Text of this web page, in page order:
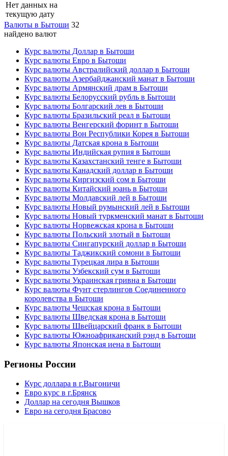
Нет данных на
текущую дату
Валюты в Бытоши 32
найдено валют
Курс валюты Доллар в Бытоши
Курс валюты Евро в Бытоши
Курс валюты Австралийский доллар в Бытоши
Курс валюты Азербайджанский манат в Бытоши
Курс валюты Армянский драм в Бытоши
Курс валюты Белорусский рубль в Бытоши
Курс валюты Болгарский лев в Бытоши
Курс валюты Бразильский реал в Бытоши
Курс валюты Венгерский форинт в Бытоши
Курс валюты Вон Республики Корея в Бытоши
Курс валюты Датская крона в Бытоши
Курс валюты Индийская рупия в Бытоши
Курс валюты Казахстанский тенге в Бытоши
Курс валюты Канадский доллар в Бытоши
Курс валюты Киргизский сом в Бытоши
Курс валюты Китайский юань в Бытоши
Курс валюты Молдавский лей в Бытоши
Курс валюты Новый румынский лей в Бытоши
Курс валюты Новый туркменский манат в Бытоши
Курс валюты Норвежская крона в Бытоши
Курс валюты Польский злотый в Бытоши
Курс валюты Сингапурский доллар в Бытоши
Курс валюты Таджикский сомони в Бытоши
Курс валюты Турецкая лира в Бытоши
Курс валюты Узбекский сум в Бытоши
Курс валюты Украинская гривна в Бытоши
Курс валюты Фунт стерлингов Соединенного
королевства в Бытоши
Курс валюты Чешская крона в Бытоши
Курс валюты Шведская крона в Бытоши
Курс валюты Швейцарский франк в Бытоши
Курс валюты Южноафриканский рэнд в Бытоши
Курс валюты Японская иена в Бытоши
Регионы России
Курс доллара в г.Выгоничи
Евро курс в г.Брянск
Доллар на сегодня Вышков
Евро на сегодня Брасово